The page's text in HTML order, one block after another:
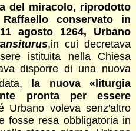
del miracolo, riprodotto
conservato in
agosto 1264, Urbano
,in cui decretava
istituita nella Chiesa
disporre di una nuova
la nuova «liturgia
pronta per essere
Urbano voleva senz'altro
fosse resa obbligatoria in